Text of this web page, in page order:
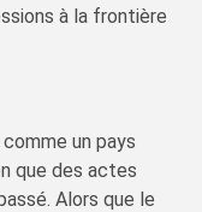
à la frontière
un pays
que des actes
Alors que le